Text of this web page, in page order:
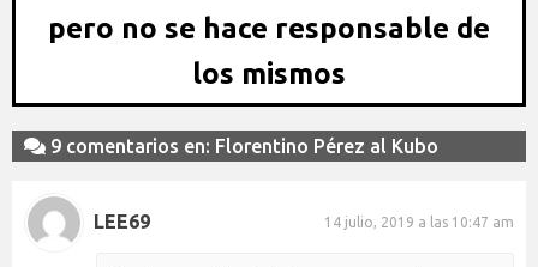
pero no se hace responsable de
los mismos
9 comentarios en: Florentino Pérez al Kubo
LEE69 14 julio, 2019 a las 10:47 am